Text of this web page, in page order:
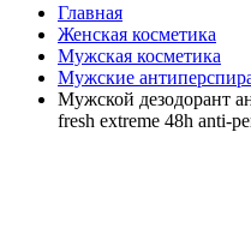
Главная
Женская косметика
Мужская косметика
Мужские
Мужской дезодорант
fresh extreme 48h anti-